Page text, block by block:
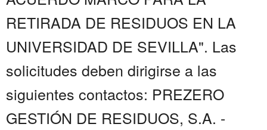
RETIRADA DE RESIDUOS EN LA
UNIVERSIDAD DE SEVILLA". Las
solicitudes deben dirigirse a las
siguientes contactos: PREZERO
GESTIÓN DE RESIDUOS, S.A. -